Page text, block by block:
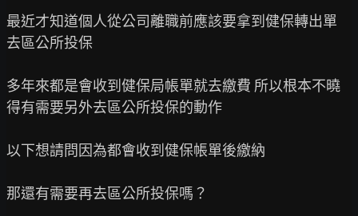
最近才知道個人從公司離職前應該要拿到健保轉出單
去區公所投保
多年來都是會收到健保局帳單就去繳費 所以根本不曉
得有需要另外去區公所投保的動作
以下想請問因為都會收到健保帳單後繳納
那還有需要再去區公所投保嗎？